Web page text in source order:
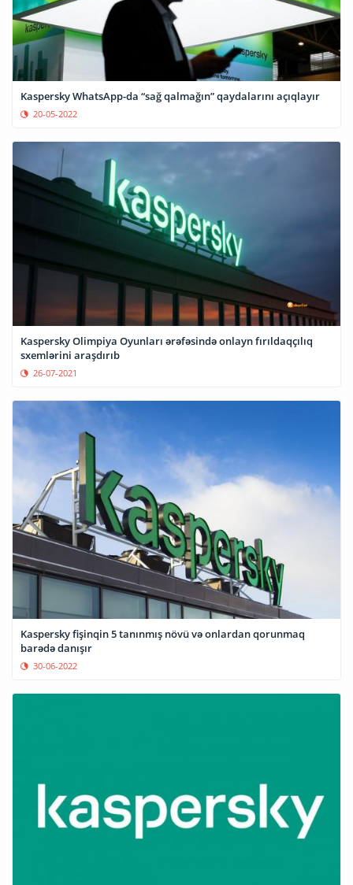
Kaspersky WhatsApp-da “sağ qalmağın” qaydalarını açıqlayır
20-05-2022
Kaspersky Olimpiya Oyunları ərəfəsində onlayn fırıldaqçılıq
sxemlərini araşdırıb
26-07-2021
Kaspersky fişinqin 5 tanınmış növü və onlardan qorunmaq
barədə danışır
30-06-2022